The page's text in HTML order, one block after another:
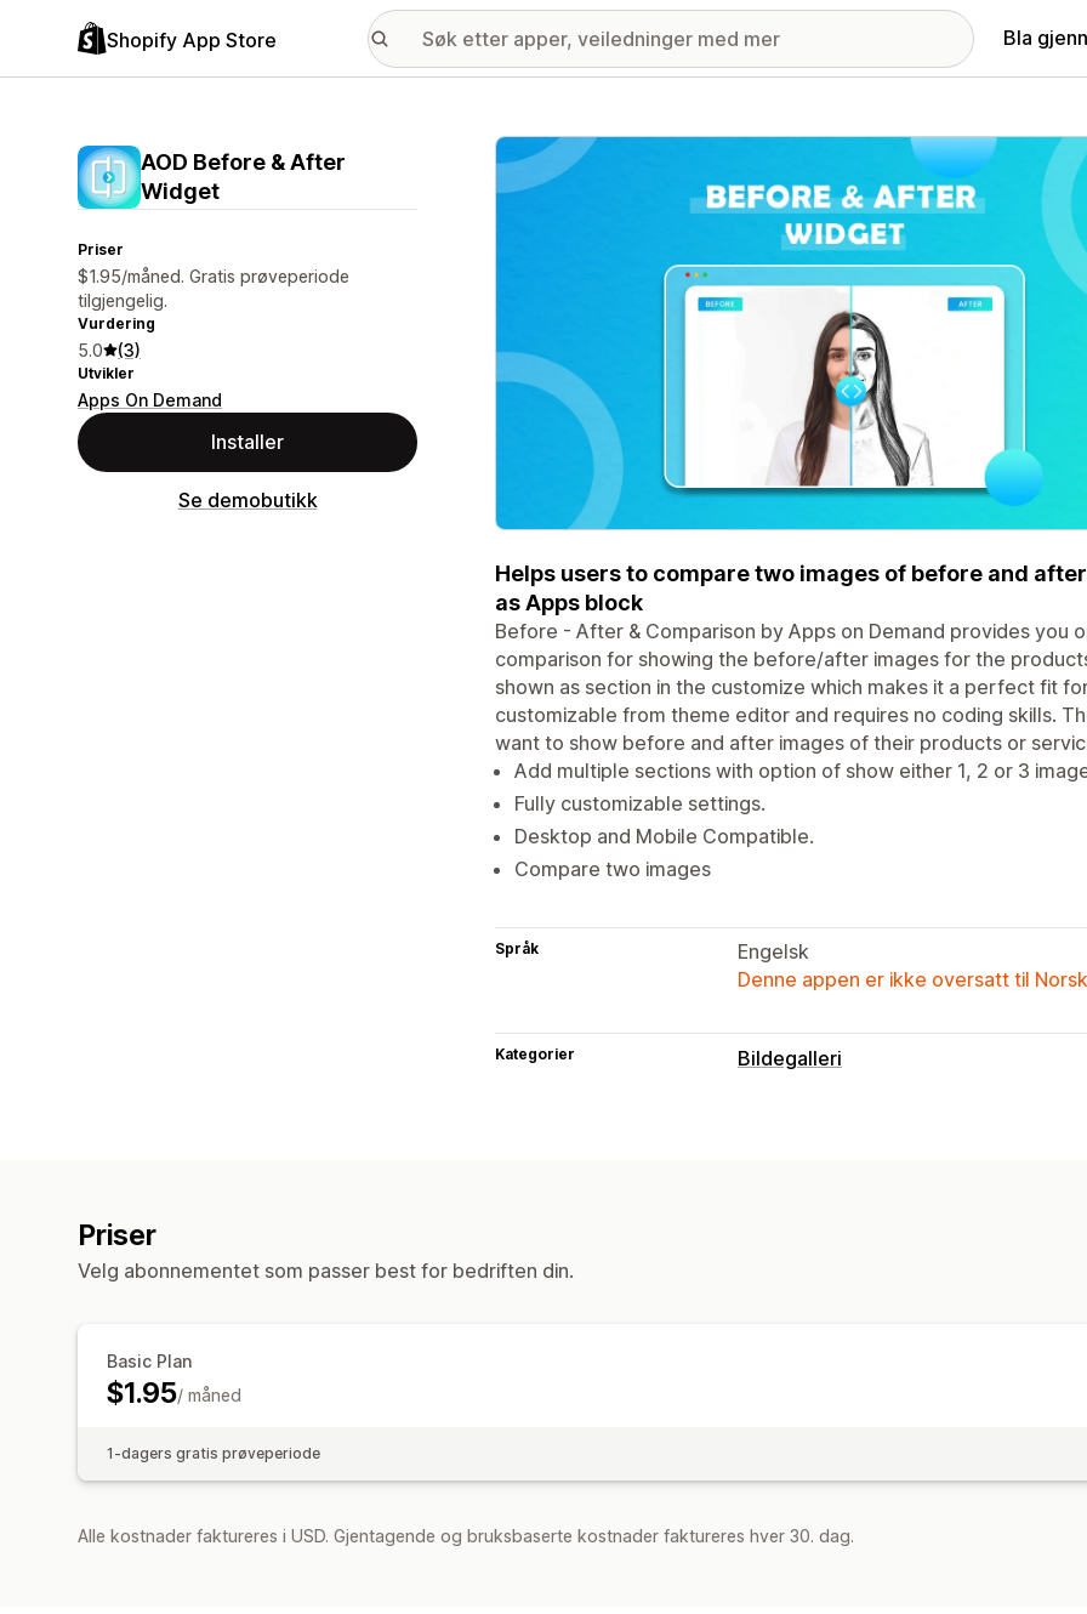
Shopify App Store Bla
AOD Before & After
Widget
Priser
$1.95/måned. Gratis prøveperiode
tilgjengelig.
Vurdering
5.0 (3)
Utvikler
Apps On Demand
Installer
Se demobutikk
Galleri med fremhevede bilder
Helps users to compare two images of before and
as Apps block
Before - After & Comparison by Apps on Demand provides you
comparison for showing the before/after images for the
shown as section in the customize which makes it a perfect fit
customizable from theme editor and requires no coding skills.
want to show before and after images of their products or
Add multiple sections with option of show either 1, 2 or 3
Fully customizable settings.
Desktop and Mobile Compatible.
Compare two images
Språk
Engelsk
Denne appen er ikke oversatt til
Kategorier Bildegalleri
Priser
Velg abonnementet som passer best for bedriften din.
Basic Plan
$1.95/ måned
1-dagers gratis prøveperiode
Alle kostnader faktureres i USD. Gjentagende og bruksbaserte kostnader faktureres hver 30. dag.